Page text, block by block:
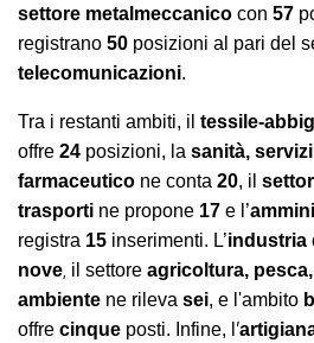
settore metalmeccanico con 57
registrano 50 posizioni al pari del
telecomunicazioni.
Tra i restanti ambiti, il tessile-
offre 24 posizioni, la sanità,
farmaceutico ne conta 20, il
trasporti ne propone 17 e l’
registra 15 inserimenti. L’industria
nove il settore agricoltura,
ambiente ne rileva sei, e l'ambito
offre cinque posti. Infine, l ’